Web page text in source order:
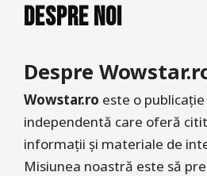
Despre Noi
Despre
Wowstar.ro este o
independentă care oferă
informații și materiale de
Misiunea noastră este să